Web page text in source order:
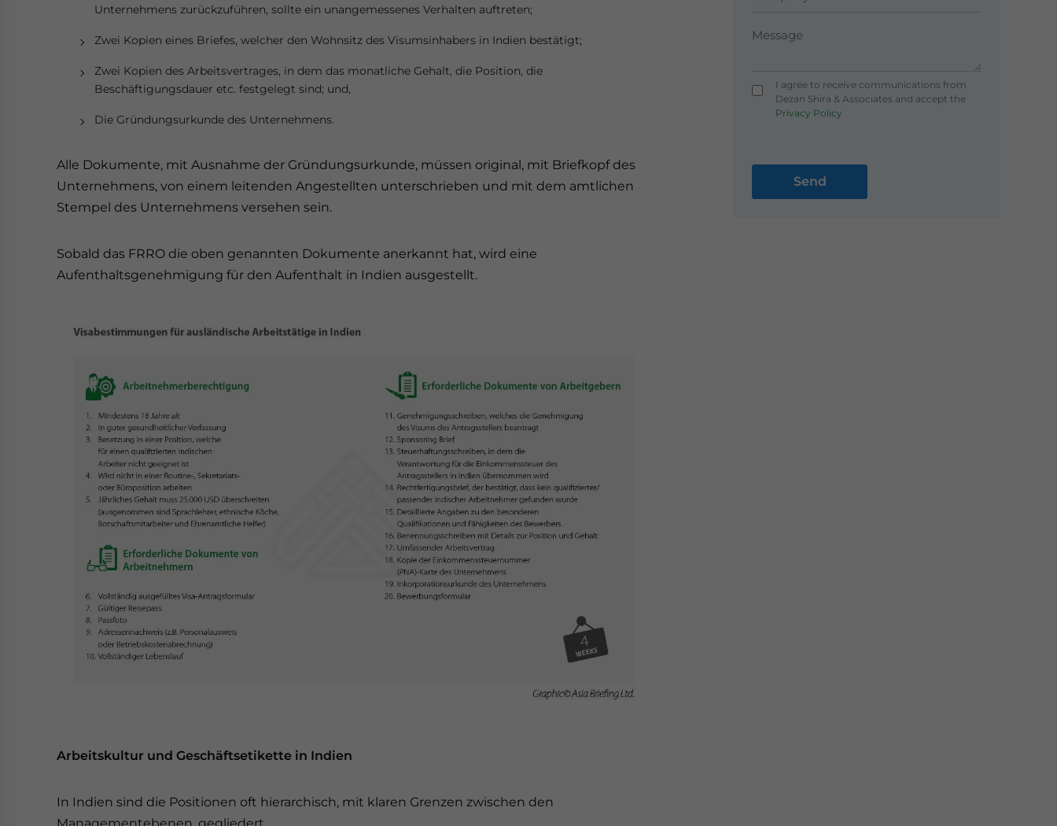
Unternehmens zurückzuführen, sollte ein unangemessenes Verhalten auftreten;
Zwei Kopien eines Briefes, welcher den Wohnsitz des Visumsinhabers in Indien bestätigt;
Zwei Kopien des Arbeitsvertrages, in dem das monatliche Gehalt, die Position, die
Beschäftigungsdauer etc. festgelegt sind; und,
Die Gründungsurkunde des Unternehmens.
Alle Dokumente, mit Ausnahme der Gründungsurkunde, müssen original, mit Briefkopf des
Unternehmens, von einem leitenden Angestellten unterschrieben und mit dem amtlichen
Stempel des Unternehmens versehen sein.
Sobald das FRRO die oben genannten Dokumente anerkannt hat, wird eine
Aufenthaltsgenehmigung für den Aufenthalt in Indien ausgestellt.
Arbeitskultur und Geschäftsetikette in Indien
In Indien sind die Positionen oft hierarchisch, mit klaren Grenzen zwischen den
Managementebenen, gegliedert.
I agree to receive communications from
Dezan Shira & Associates and accept the
Privacy Policy